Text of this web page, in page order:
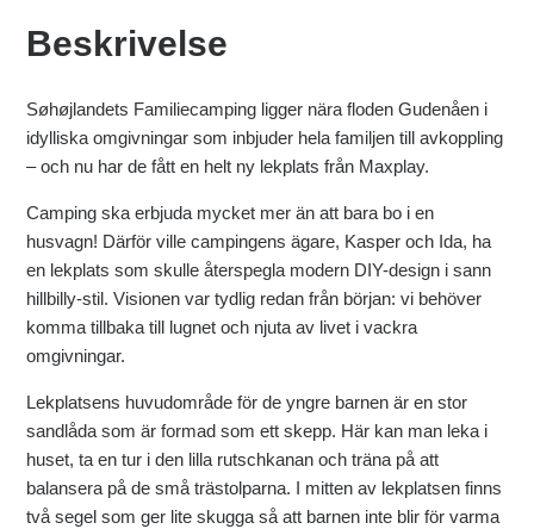
Beskrivelse
Søhøjlandets Familiecamping ligger nära floden Gudenåen i
idylliska omgivningar som inbjuder hela familjen till avkoppling
– och nu har de fått en helt ny lekplats från Maxplay.
Camping ska erbjuda mycket mer än att bara bo i en
husvagn! Därför ville campingens ägare, Kasper och Ida, ha
en lekplats som skulle återspegla modern DIY-design i sann
hillbilly-stil. Visionen var tydlig redan från början: vi behöver
komma tillbaka till lugnet och njuta av livet i vackra
omgivningar.
Lekplatsens huvudområde för de yngre barnen är en stor
sandlåda som är formad som ett skepp. Här kan man leka i
huset, ta en tur i den lilla rutschkanan och träna på att
balansera på de små trästolparna. I mitten av lekplatsen finns
två segel som ger lite skugga så att barnen inte blir för varma